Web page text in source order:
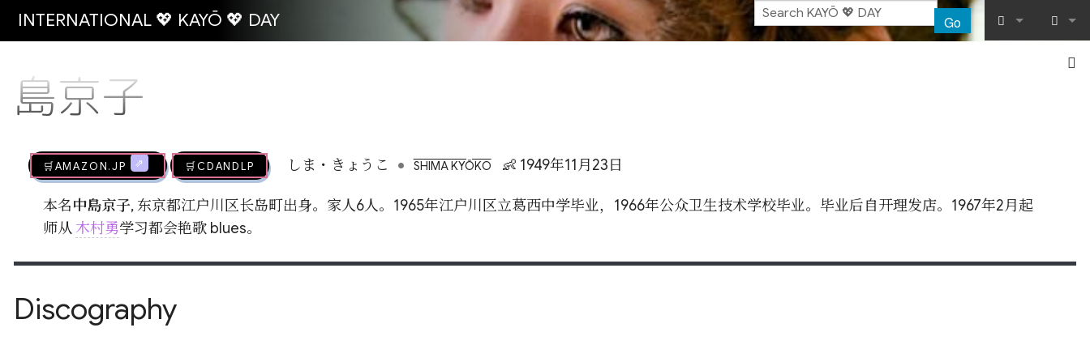
INTERNATIONAL 💖 KAYŌ 💖 DAY Go
What links
Page
Log in
島京子
🛒AMAZON.jp 🛒CDandLP しま・きょうこ • SHIMA KYŌKO 👶 1949年11月23日
本名中島京子, 东京都江户川区长岛町出身。家人6人。1965年江户川区立葛西中学毕业，1966年公众卫生技术学校毕业。毕业后自开理发店。1967年2月起
师从 木村勇学习都会艳歌 blues。
Discography